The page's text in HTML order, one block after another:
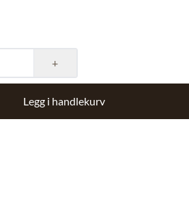
+
Legg i handlekurv